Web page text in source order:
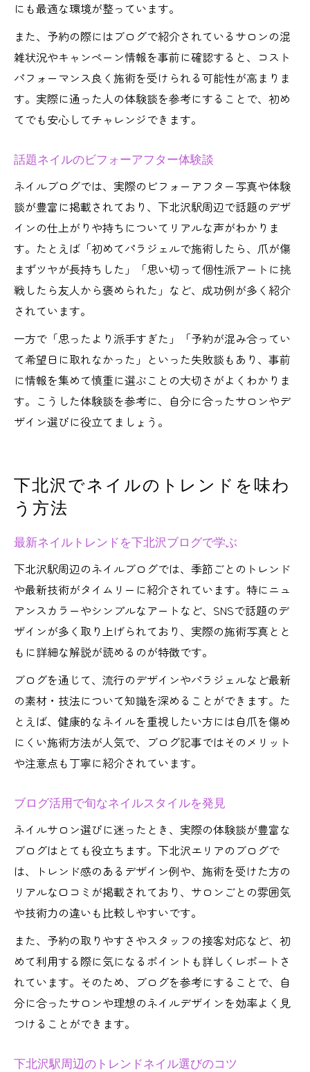
にも最適な環境が整っています。
また、予約の際にはブログで紹介されているサロンの混
雑状況やキャンペーン情報を事前に確認すると、コスト
パフォーマンス良く施術を受けられる可能性が高まりま
す。実際に通った人の体験談を参考にすることで、初め
てでも安心してチャレンジできます。
話題ネイルのビフォーアフター体験談
ネイルブログでは、実際のビフォーアフター写真や体験
談が豊富に掲載されており、下北沢駅周辺で話題のデザ
インの仕上がりや持ちについてリアルな声がわかりま
す。たとえば「初めてパラジェルで施術したら、爪が傷
まずツヤが長持ちした」「思い切って個性派アートに挑
戦したら友人から褒められた」など、成功例が多く紹介
されています。
一方で「思ったより派手すぎた」「予約が混み合ってい
て希望日に取れなかった」といった失敗談もあり、事前
に情報を集めて慎重に選ぶことの大切さがよくわかりま
す。こうした体験談を参考に、自分に合ったサロンやデ
ザイン選びに役立てましょう。
下北沢でネイルのトレンドを味わ
う方法
最新ネイルトレンドを下北沢ブログで学ぶ
下北沢駅周辺のネイルブログでは、季節ごとのトレンド
や最新技術がタイムリーに紹介されています。特にニュ
アンスカラーやシンプルなアートなど、SNSで話題のデ
ザインが多く取り上げられており、実際の施術写真とと
もに詳細な解説が読めるのが特徴です。
ブログを通じて、流行のデザインやパラジェルなど最新
の素材・技法について知識を深めることができます。た
とえば、健康的なネイルを重視したい方には自爪を傷め
にくい施術方法が人気で、ブログ記事ではそのメリット
や注意点も丁寧に紹介されています。
ブログ活用で旬なネイルスタイルを発見
ネイルサロン選びに迷ったとき、実際の体験談が豊富な
ブログはとても役立ちます。下北沢エリアのブログで
は、トレンド感のあるデザイン例や、施術を受けた方の
リアルな口コミが掲載されており、サロンごとの雰囲気
や技術力の違いも比較しやすいです。
また、予約の取りやすさやスタッフの接客対応など、初
めて利用する際に気になるポイントも詳しくレポートさ
れています。そのため、ブログを参考にすることで、自
分に合ったサロンや理想のネイルデザインを効率よく見
つけることができます。
下北沢駅周辺のトレンドネイル選びのコツ